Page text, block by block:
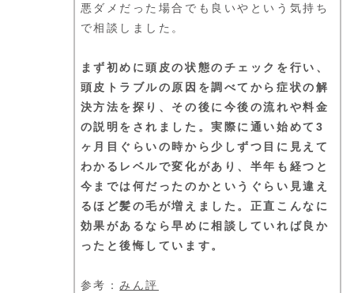
悪ダメだった場合でも良いやという気持ち
で相談しました。
まず初めに頭皮の状態のチェックを行い、
頭皮トラブルの原因を調べてから症状の解
決方法を探り、その後に今後の流れや料金
の説明をされました。実際に通い始めて3
ヶ月目ぐらいの時から少しずつ目に見えて
わかるレベルで変化があり、半年も経つと
今までは何だったのかというぐらい見違え
るほど髪の毛が増えました。正直こんなに
効果があるなら早めに相談していれば良か
ったと後悔しています。
参考：みん評